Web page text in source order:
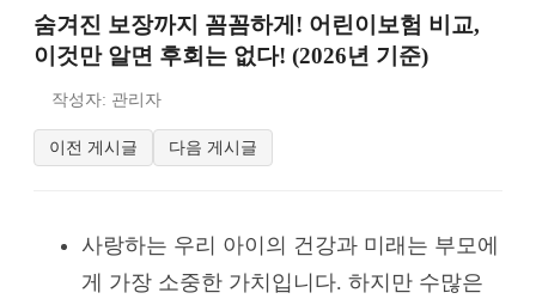
숨겨진 보장까지 꼼꼼하게! 어린이보험 비교,
이것만 알면 후회는 없다! (2026년 기준)
작성자: 관리자
이전 게시글 다음 게시글
사랑하는 우리 아이의 건강과 미래는 부모에
게 가장 소중한 가치입니다. 하지만 수많은